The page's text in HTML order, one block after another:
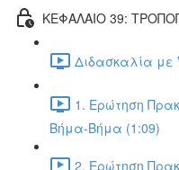
ΚΕΦΑΛΑΙΟ 39:
Διδασκαλία με
1. Ερώτηση
Βήμα-Βήμα (1:09)
2. Ερώτηση